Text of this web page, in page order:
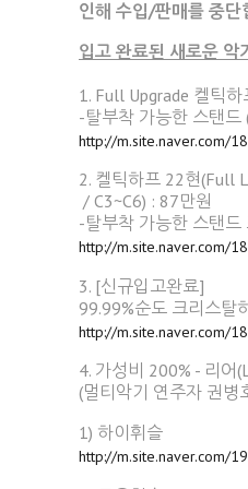
인해 수입/판매를 중단
입고 완료된 새로운 악
1. Full Upgrade 켈틱
-탈부착 가능한 스탠드
http://m.site.naver.com/
2. 켈틱하프 22현(Full
/ C3~C6) : 87만원
-탈부착 가능한 스탠드
http://m.site.naver.com/
3. [신규입고완료]
99.99%순도 크리스탈
http://m.site.naver.com/
4. 가성비 200% - 리어
(멀티악기 연주자 권병
1) 하이휘슬
http://m.site.naver.com/